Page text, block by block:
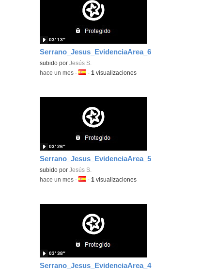
Serrano_Jesus_EvidenciaArea_6
subido porJesús S.
03′ 13″
-hace un mes -Idioma:
-1 visualizaciones
Serrano_Jesus_EvidenciaArea_5
subido porJesús S.
03′ 26″
-hace un mes -Idioma:
-1 visualizaciones
Serrano_Jesus_EvidenciaArea_4
03′ 38″